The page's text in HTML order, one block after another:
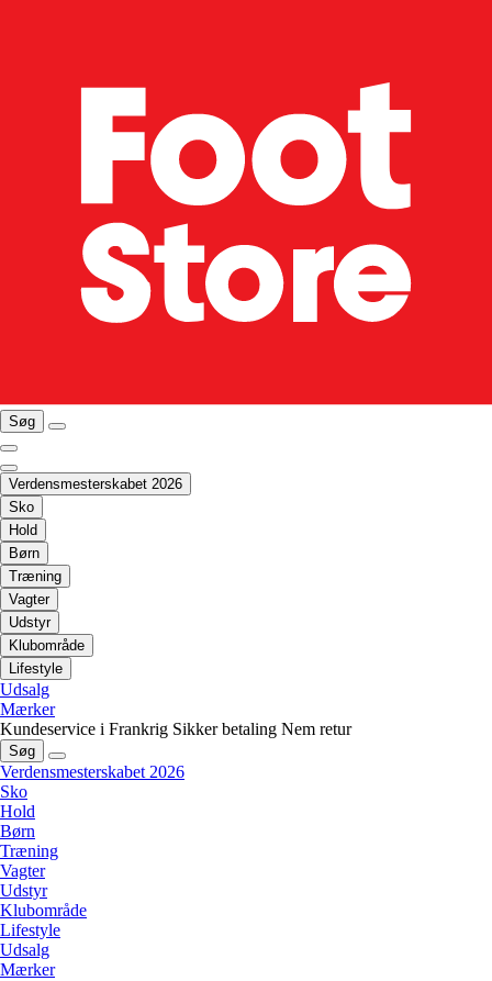
Søg
Verdensmesterskabet 2026
Sko
Hold
Børn
Træning
Vagter
Udstyr
Klubområde
Lifestyle
Udsalg
Mærker
Kundeservice i Frankrig Sikker betaling Nem retur
Søg
Verdensmesterskabet 2026
Sko
Hold
Børn
Træning
Vagter
Udstyr
Klubområde
Lifestyle
Udsalg
Mærker